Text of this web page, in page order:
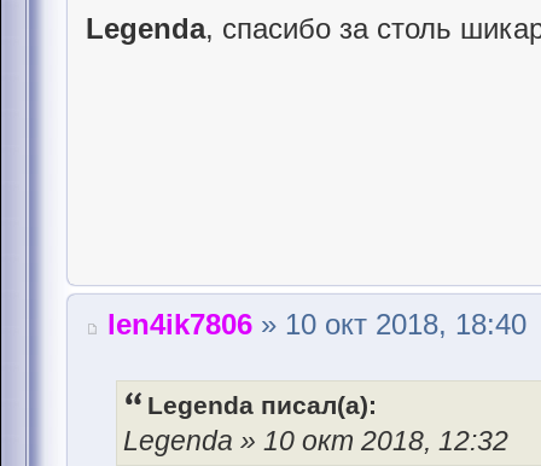
Legenda, спасибо за столь
len4ik7806 » 10 окт 2018, 18:40
Legenda писал(а):
Legenda » 10 окт 2018, 12:32